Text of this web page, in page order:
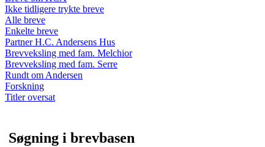
Ikke tidligere trykte breve
Alle breve
Enkelte breve
Partner H.C. Andersens Hus
Brevveksling med fam. Melchior
Brevveksling med fam. Serre
Rundt om Andersen
Forskning
Titler oversat
Søgning i brevbasen